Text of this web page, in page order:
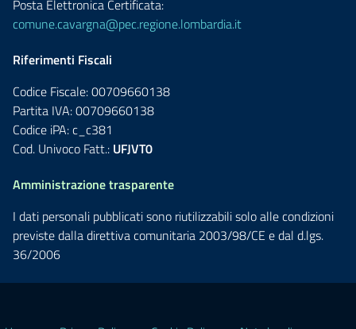
Posta Elettronica Certificata:
comune.cavargna@pec.regione.lombardia.it
Riferimenti Fiscali
Codice Fiscale: 00709660138
Partita IVA: 00709660138
Codice iPA: c_c381
Cod. Univoco Fatt.: UFJVT0
Amministrazione trasparente
I dati personali pubblicati sono riutilizzabili solo alle condizioni
previste dalla direttiva comunitaria 2003/98/CE e dal d.lgs.
36/2006